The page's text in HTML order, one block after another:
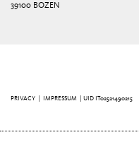
39100 BOZEN
PRIVACY IMPRESSUM | UID IT02521490215